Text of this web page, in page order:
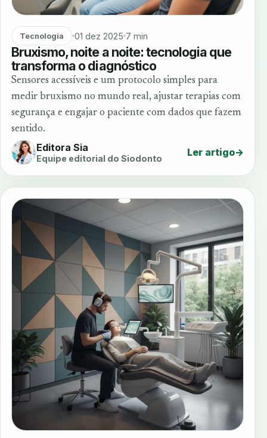
Tecnologia 01 dez 2025 7 min
Bruxismo, noite a noite: tecnologia que
transforma o diagnóstico
Sensores acessíveis e um protocolo simples para
medir bruxismo no mundo real, ajustar terapias com
segurança e engajar o paciente com dados que fazem
sentido.
Editora Sia
Equipe editorial do Siodonto Ler artigo→